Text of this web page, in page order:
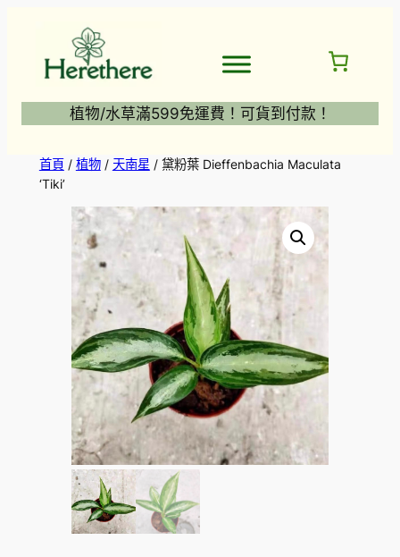
植物/水草滿599免運費！可貨到付款！
首頁/ 植物/ 天南星 / 黛粉葉 Dieffenbachia Maculata
‘Tiki’